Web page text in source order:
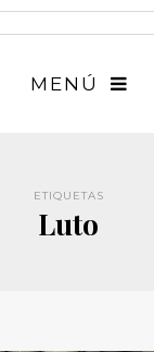
MENÚ
ETIQUETAS
Luto